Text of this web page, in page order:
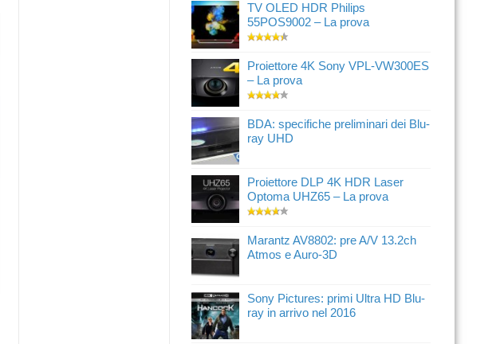
TV OLED HDR Philips
55POS9002 – La prova
Proiettore 4K Sony VPL-VW300ES
– La prova
BDA: specifiche preliminari dei Blu-
ray UHD
Proiettore DLP 4K HDR Laser
Optoma UHZ65 – La prova
Marantz AV8802: pre A/V 13.2ch
Atmos e Auro-3D
Sony Pictures: primi Ultra HD Blu-
ray in arrivo nel 2016